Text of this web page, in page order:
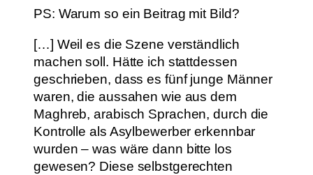
PS: Warum so ein Beitrag mit Bild?
[…] Weil es die Szene verständlich
machen soll. Hätte ich stattdessen
geschrieben, dass es fünf junge Männer
waren, die aussahen wie aus dem
Maghreb, arabisch Sprachen, durch die
Kontrolle als Asylbewerber erkennbar
wurden – was wäre dann bitte los
gewesen? Diese selbstgerechten